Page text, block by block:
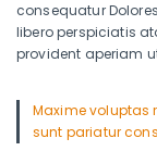
consequatur
libero perspiciatis
provident aperiam
Maxime voluptas
sunt pariatur